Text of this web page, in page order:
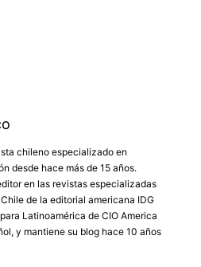
chileno especializado en
desde hace más de 15 años.
en las revistas especializadas
de la editorial americana IDG
Latinoamérica de CIO America
y mantiene su blog hace 10 años